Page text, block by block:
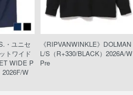
・ユニセ
トワイド
WIDE P
2026F/W
《RIPVANWINKLE》DOLMAN
L/S（R+330/BLACK）2026A/W
Pre